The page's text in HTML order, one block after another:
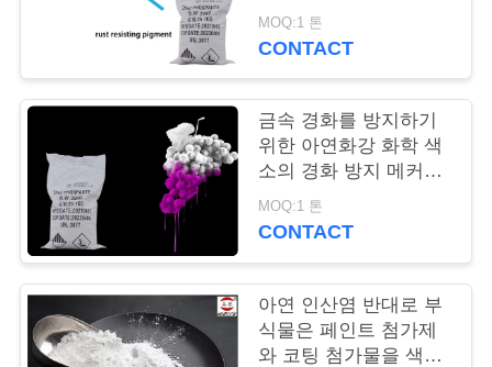
저
연
락
MOQ:1 톤
CONTACT
금속 경화를 방지하기
위한 아연화강 화학 색
소의 경화 방지 메커니
즘
MOQ:1 톤
CONTACT
아연 인산염 반대로 부
식물은 페인트 첨가제
와 코팅 첨가물을 색칠